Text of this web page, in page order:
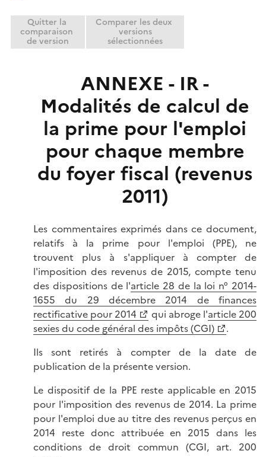
Quitter la
comparaison
de version
Comparer les deux
versions
sélectionnées
ANNEXE - IR -
Modalités de calcul de
la prime pour l'emploi
pour chaque membre
du foyer fiscal (revenus
2011)
Les commentaires exprimés dans ce document,
relatifs à la prime pour l'emploi (PPE), ne
trouvent plus à s'appliquer à compter de
l'imposition des revenus de 2015, compte tenu
des dispositions de l'article 28 de la loi n° 2014-
1655 du 29 décembre 2014 de finances
rectificative pour 2014
qui abroge l'article 200
sexies du code général des impôts (CGI)
.
Ils sont retirés à compter de la date de
publication de la présente version.
Le dispositif de la PPE reste applicable en 2015
pour l'imposition des revenus de 2014. La prime
pour l'emploi due au titre des revenus perçus en
2014 reste donc attribuée en 2015 dans les
conditions de droit commun (CGI, art. 200